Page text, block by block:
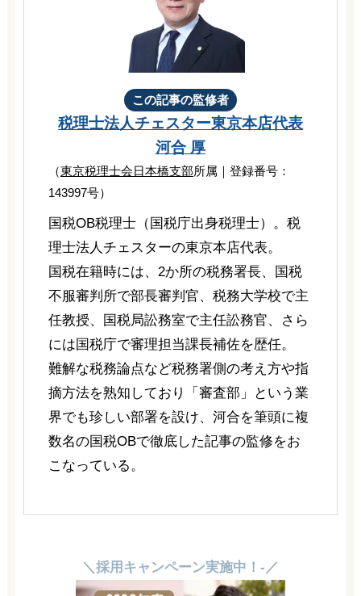
この記事の監修者
税理士法人チェスター東京本店代表
河合 厚
東京税理士会日本橋支部 所属｜登録番号：
143997号）
国税OB税理士（国税庁出身税理士）。税
理士法人チェスターの東京本店代表。
国税在籍時には、2か所の税務署長、国税
不服審判所で部長審判官、税務大学校で主
任教授、国税局訟務室で主任訟務官、さら
には国税庁で審理担当課長補佐を歴任。
難解な税務論点など税務署側の考え方や指
摘方法を熟知しており「審査部」という業
界でも珍しい部署を設け、河合を筆頭に複
数名の国税OBで徹底した記事の監修をお
こなっている。
＼採用キャンペーン実施中！-／